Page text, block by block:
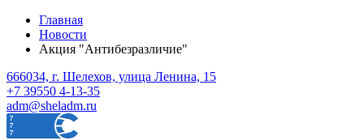
Главная
Новости
Акция "Антибезразличие"
666034, г. Шелехов, улица Ленина, 15
+7 39550 4-13-35
adm@sheladm.ru